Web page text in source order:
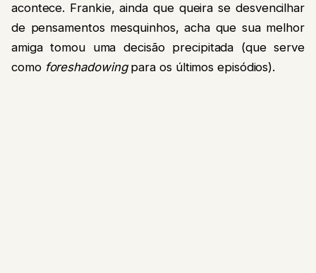
acontece. Frankie, ainda que queira se desvencilhar
de pensamentos mesquinhos, acha que sua melhor
amiga tomou uma decisão precipitada (que serve
como foreshadowingpara os últimos episódios).